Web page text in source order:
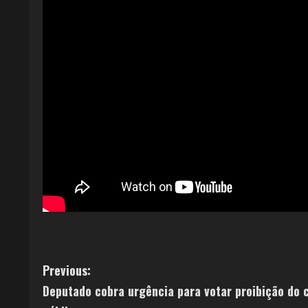
Previous:
Deputado cobra urgência para votar proibição do